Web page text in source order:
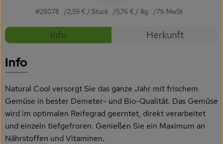
Naturkosmetik
Drogerie
Garten
Saatgut
Gedrucktes
#28078 2,59 € / Stück 5,76 € / 1kg 7% MwSt
Rezepte
Info Herkunft
Info
Natural Cool versorgt Sie das ganze Jahr mit frischem
Gemüse in bester Demeter- und Bio-Qualität. Das Gemüse
wird im optimalen Reifegrad geerntet, direkt verarbeitet
und einzeln tiefgefroren. Genießen Sie ein Maximum an
Nährstoffen und Vitaminen.